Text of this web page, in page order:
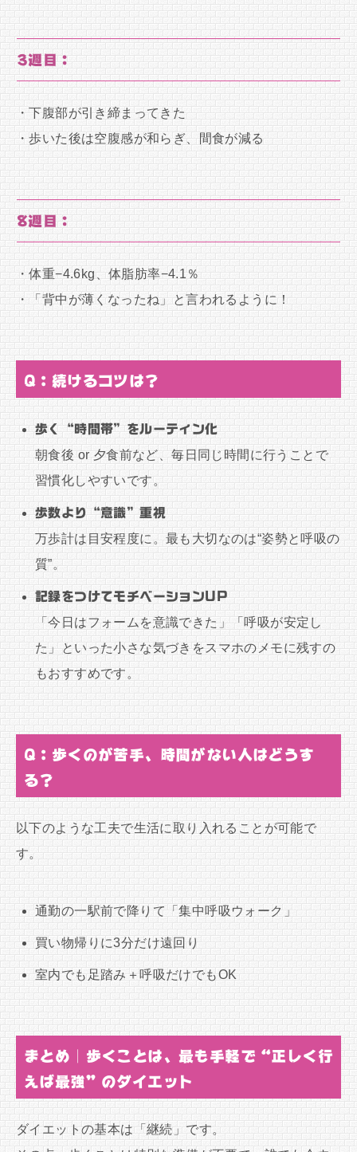
3週目：
・下腹部が引き締まってきた
・歩いた後は空腹感が和らぎ、間食が減る
8週目：
・体重−4.6kg、体脂肪率−4.1％
・「背中が薄くなったね」と言われるように！
Q：続けるコツは？
歩く“時間帯”をルーティン化
朝食後 or 夕食前など、毎日同じ時間に行うことで
習慣化しやすいです。
歩数より“意識”重視
万歩計は目安程度に。最も大切なのは“姿勢と呼吸の
質”。
記録をつけてモチベーションUP
「今日はフォームを意識できた」「呼吸が安定し
た」といった小さな気づきをスマホのメモに残すの
もおすすめです。
Q：歩くのが苦手、時間がない人はどうす
る？
以下のような工夫で生活に取り入れることが可能で
す。
通勤の一駅前で降りて「集中呼吸ウォーク」
買い物帰りに3分だけ遠回り
室内でも足踏み＋呼吸だけでもOK
まとめ｜歩くことは、最も手軽で“正しく行
えば最強”のダイエット
ダイエットの基本は「継続」です。